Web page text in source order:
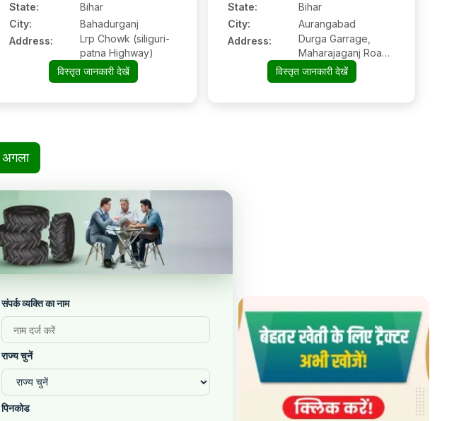
State:
Bihar
City:
Bahadurganj
Address:
Lrp Chowk (siliguri-
patna Highway)
विस्तृत जानकारी देखें
State:
Bihar
City:
Aurangabad
Address:
Durga Garrage,
Maharajaganj Road,
New Area
विस्तृत जानकारी देखें
अगला
संपर्क व्यक्ति का नाम
राज्य चुनें
पिनकोड